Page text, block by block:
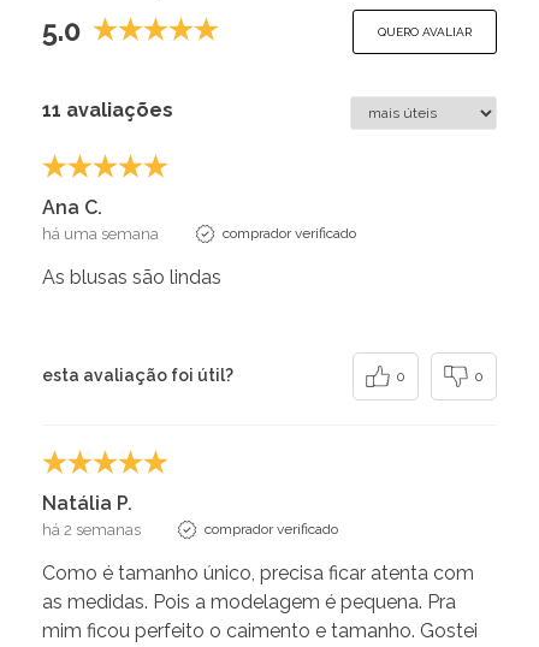
5.0 QUERO AVALIAR
11 avaliações
Ana C.
há uma semana comprador verificado
As blusas são lindas
esta avaliação foi útil? 0 0
Natália P.
há 2 semanas comprador verificado
Como é tamanho único, precisa ficar atenta com
as medidas. Pois a modelagem é pequena. Pra
mim ficou perfeito o caimento e tamanho. Gostei